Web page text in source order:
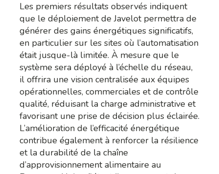
Les premiers résultats observés indiquent
que le déploiement de Javelot permettra de
générer des gains énergétiques significatifs,
en particulier sur les sites où l’automatisation
était jusque-là limitée. À mesure que le
système sera déployé à l’échelle du réseau,
il offrira une vision centralisée aux équipes
opérationnelles, commerciales et de contrôle
qualité, réduisant la charge administrative et
favorisant une prise de décision plus éclairée.
L’amélioration de l’efficacité énergétique
contribue également à renforcer la résilience
et la durabilité de la chaîne
d’approvisionnement alimentaire au